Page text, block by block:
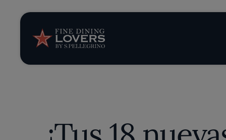
Opinión y
Recetas